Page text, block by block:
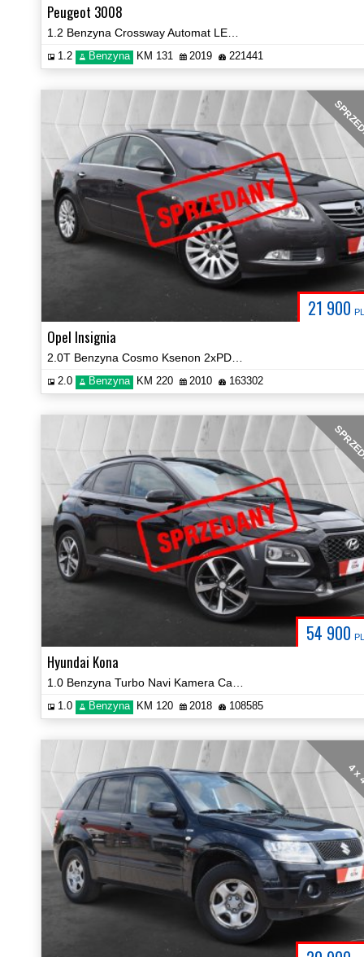
Peugeot 3008
1.2 Benzyna KM 131 2019 221441
21 900
Opel Insignia
2.0 Benzyna KM 220 2010 163302
54 900
Hyundai Kona
1.0 Benzyna KM 120 2018 108585
4